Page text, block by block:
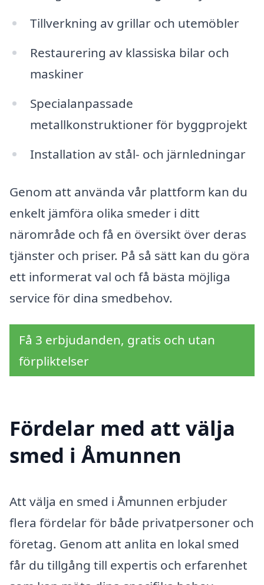
Tillverkning av grillar och utemöbler
Restaurering av klassiska bilar och
maskiner
Specialanpassade
metallkonstruktioner för byggprojekt
Installation av stål- och järnledningar
Genom att använda vår plattform kan du
enkelt jämföra olika smeder i ditt
närområde och få en översikt över deras
tjänster och priser. På så sätt kan du göra
ett informerat val och få bästa möjliga
service för dina smedbehov.
Få 3 erbjudanden, gratis och utan
förpliktelser
Fördelar med att välja
smed i Åmunnen
Att välja en smed i Åmunnen erbjuder
flera fördelar för både privatpersoner och
företag. Genom att anlita en lokal smed
får du tillgång till expertis och erfarenhet